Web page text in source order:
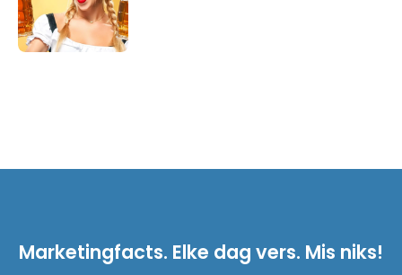
Marketingfacts. Elke dag vers. Mis niks!